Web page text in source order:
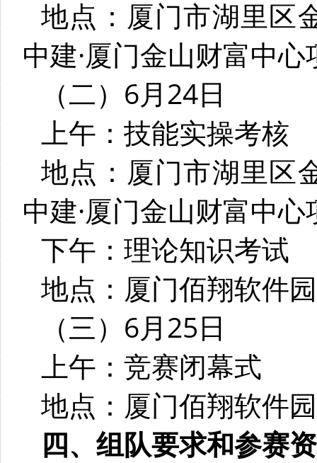
地点：厦门市湖里区
中建·厦门金山财富中心
（二）6月24日
上午：技能实操考核
地点：厦门市湖里区
中建·厦门金山财富中心
下午：理论知识考试
地点：厦门佰翔软件
（三）6月25日
上午：竞赛闭幕式
地点：厦门佰翔软件
四、组队要求和参赛